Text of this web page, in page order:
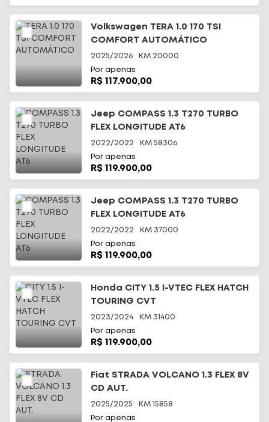
Início
Todos os carros
Telefone
Volkswagen TERA 1.0 170 TSI
COMFORT AUTOMÁTICO
2025/2026 KM 20000
Por apenas
R$ 117.900,00
Jeep COMPASS 1.3 T270 TURBO
FLEX LONGITUDE AT6
2022/2022 KM 58306
Por apenas
R$ 119.900,00
Jeep COMPASS 1.3 T270 TURBO
FLEX LONGITUDE AT6
2022/2022 KM 37000
Por apenas
R$ 119.900,00
Honda CITY 1.5 I-VTEC FLEX HATCH
TOURING CVT
2023/2024 KM 31400
Por apenas
R$ 119.900,00
Fiat STRADA VOLCANO 1.3 FLEX 8V
CD AUT.
2025/2025 KM 15858
Por apenas